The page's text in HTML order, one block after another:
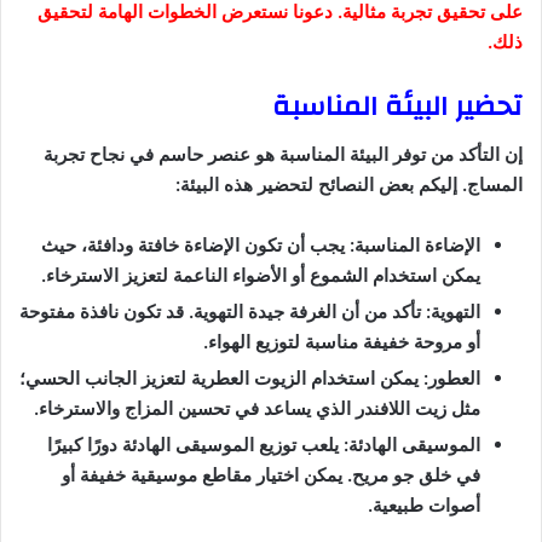
على تحقيق تجربة مثالية. دعونا نستعرض الخطوات الهامة لتحقيق
ذلك.
تحضير البيئة المناسبة
إن التأكد من توفر البيئة المناسبة هو عنصر حاسم في نجاح تجربة
المساج. إليكم بعض النصائح لتحضير هذه البيئة:
الإضاءة المناسبة: يجب أن تكون الإضاءة خافتة ودافئة، حيث
يمكن استخدام الشموع أو الأضواء الناعمة لتعزيز الاسترخاء.
التهوية: تأكد من أن الغرفة جيدة التهوية. قد تكون نافذة مفتوحة
أو مروحة خفيفة مناسبة لتوزيع الهواء.
العطور: يمكن استخدام الزيوت العطرية لتعزيز الجانب الحسي؛
مثل زيت اللافندر الذي يساعد في تحسين المزاج والاسترخاء.
الموسيقى الهادئة: يلعب توزيع الموسيقى الهادئة دورًا كبيرًا
في خلق جو مريح. يمكن اختيار مقاطع موسيقية خفيفة أو
أصوات طبيعية.